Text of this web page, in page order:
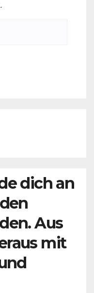
dich an
Aus
mit